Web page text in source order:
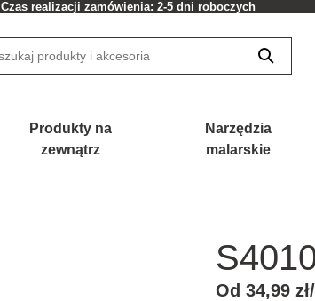
Czas realizacji zamówienia: 2-5 dni roboczych
Produkty na
zewnątrz
Narzędzia
malarskie
Od 34,99